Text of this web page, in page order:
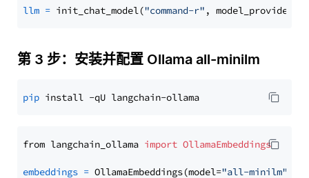
llm = init_chat_model("command-r" , model_provider=
第 3 步：安装并配置 Ollama all-minilm
pip
from langchain_ollama import OllamaEmbeddings
embeddings = OllamaEmbeddings(model="all-minilm"